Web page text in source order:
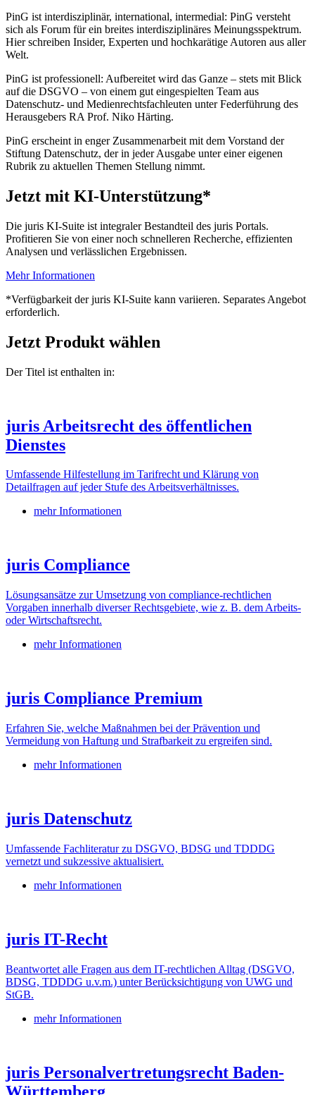
PinG ist interdisziplinär, international, intermedial: PinG versteht
sich als Forum für ein breites interdisziplinäres Meinungsspektrum.
Hier schreiben Insider, Experten und hochkarätige Autoren aus aller
Welt.
PinG ist professionell: Aufbereitet wird das Ganze – stets mit Blick
auf die DSGVO – von einem gut eingespielten Team aus
Datenschutz- und Medienrechtsfachleuten unter Federführung des
Herausgebers RA Prof. Niko Härting.
PinG erscheint in enger Zusammenarbeit mit dem Vorstand der
Stiftung Datenschutz, der in jeder Ausgabe unter einer eigenen
Rubrik zu aktuellen Themen Stellung nimmt.
Jetzt mit KI-Unterstützung*
Die juris KI-Suite ist integraler Bestandteil des juris Portals.
Profitieren Sie von einer noch schnelleren Recherche, effizienten
Analysen und verlässlichen Ergebnissen.
Mehr Informationen
*Verfügbarkeit der juris KI-Suite kann variieren. Separates Angebot
erforderlich.
Jetzt Produkt wählen
Der Titel ist enthalten in:
juris Arbeitsrecht des öffentlichen
Dienstes
Umfassende Hilfestellung im Tarifrecht und Klärung von
Detailfragen auf jeder Stufe des Arbeitsverhältnisses.
mehr Informationen
juris Compliance
Lösungsansätze zur Umsetzung von compliance-rechtlichen
Vorgaben innerhalb diverser Rechtsgebiete, wie z. B. dem Arbeits-
oder Wirtschaftsrecht.
mehr Informationen
juris Compliance Premium
Erfahren Sie, welche Maßnahmen bei der Prävention und
Vermeidung von Haftung und Strafbarkeit zu ergreifen sind.
mehr Informationen
juris Datenschutz
Umfassende Fachliteratur zu DSGVO, BDSG und TDDDG
vernetzt und sukzessive aktualisiert.
mehr Informationen
juris IT-Recht
Beantwortet alle Fragen aus dem IT-rechtlichen Alltag (DSGVO,
BDSG, TDDDG u.v.m.) unter Berücksichtigung von UWG und
StGB.
mehr Informationen
juris Personalvertretungsrecht Baden-
Württemberg